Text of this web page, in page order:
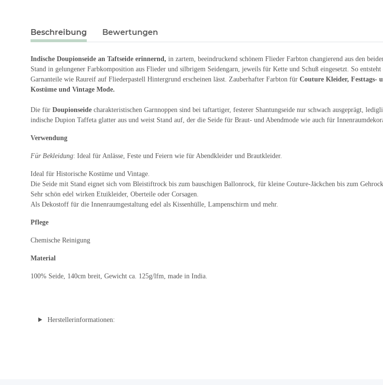
Beschreibung Bewertungen
Indische Doupionseide an Taftseide erinnernd, in zartem, beeindruckend schönem Flieder Farbton changierend aus den
Stand in gelungener Farbkomposition aus Flieder und silbrigem Seidengarn, jeweils für Kette und Schuß eingesetzt. So
Garnanteile wie Raureif auf Fliederpastell Hintergrund erscheinen lässt. Zauberhafter Farbton für Couture Kleider, Festtags-
Kostüme und Vintage Mode.
Die für Doupionseide charakteristischen Garnnoppen sind bei taftartiger, festerer Shantungseide nur schwach ausgeprägt,
indische Dupion Taffeta glatter aus und weist Stand auf, der die Seide für Braut- und Abendmode wie auch für
Verwendung
Für Bekleidung: Ideal für Anlässe, Feste und Feiern wie für Abendkleider und Brautkleider.
Ideal für Historische Kostüme und Vintage.
Die Seide mit Stand eignet sich vom Bleistiftrock bis zum bauschigen Ballonrock, für kleine Couture-Jäckchen bis zum Gehrock
Sehr schön edel wirken Etuikleider, Oberteile oder Corsagen.
Als Dekostoff für die Innenraumgestaltung edel als Kissenhülle, Lampenschirm und mehr.
Pflege
Chemische Reinigung
Material
100% Seide, 140cm breit, Gewicht ca. 125g/lfm, made in India.
Herstellerinformationen: